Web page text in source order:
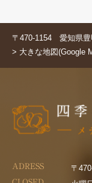
〒470-1154 愛知県豊
> 大きな地図(Google
ADRESS 〒